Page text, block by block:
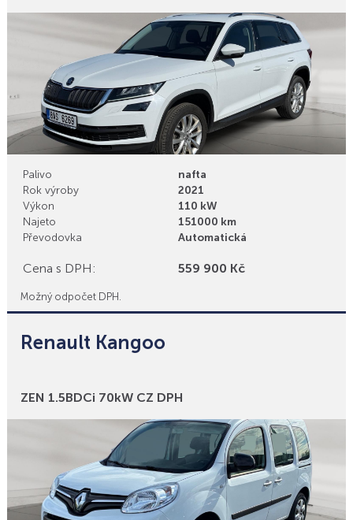
Palivo
nafta
Rok výroby
2021
Výkon
110 kW
Najeto
151000 km
Převodovka
Automatická
Cena s DPH: 559 900 Kč
Možný odpočet DPH.
Renault Kangoo
Bonusy
ZEN 1.5BDCi 70kW CZ DPH